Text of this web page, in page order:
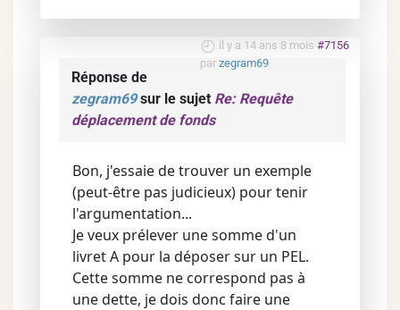
il y a 14 ans 8 mois #7156
par zegram69
Réponse de
zegram69sur le sujet Re: Requête
déplacement de fonds
Bon, j'essaie de trouver un exemple
(peut-être pas judicieux) pour tenir
l'argumentation...
Je veux prélever une somme d'un
livret A pour la déposer sur un PEL.
Cette somme ne correspond pas à
une dette, je dois donc faire une